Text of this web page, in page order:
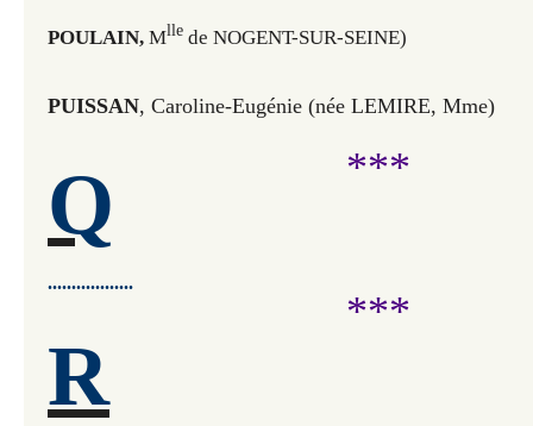
POULAIN, Mlle de NOGENT-SUR-SEINE)
PUISSAN, Caroline-Eugénie (née LEMIRE, Mme)
***
Q
..................
***
R